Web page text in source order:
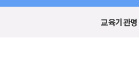
교육기관명